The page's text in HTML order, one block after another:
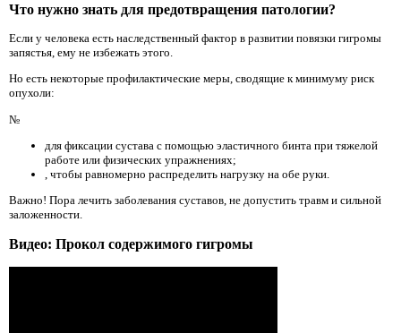
Что нужно знать для предотвращения патологии?
Если у человека есть наследственный фактор в развитии повязки гигромы
запястья, ему не избежать этого.
Но есть некоторые профилактические меры, сводящие к минимуму риск
опухоли:
№
для фиксации сустава с помощью эластичного бинта при тяжелой
работе или физических упражнениях;
, чтобы равномерно распределить нагрузку на обе руки.
Важно! Пора лечить заболевания суставов, не допустить травм и сильной
заложенности.
Видео: Прокол содержимого гигромы